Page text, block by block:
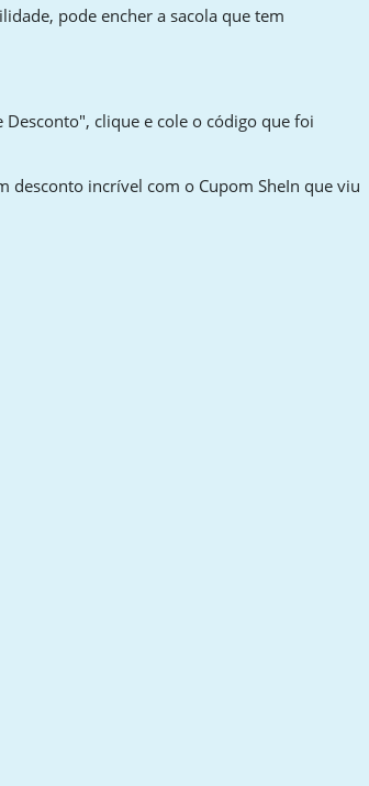
pode encher a sacola que tem
clique e cole o código que foi
desconto incrível com o Cupom SheIn que viu